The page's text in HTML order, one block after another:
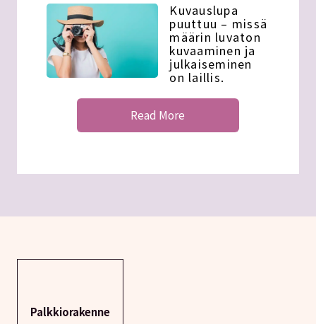
Kuvauslupa
puuttuu – missä
määrin luvaton
kuvaaminen ja
julkaiseminen
on laillis.
Read More
Palkkiorakenne